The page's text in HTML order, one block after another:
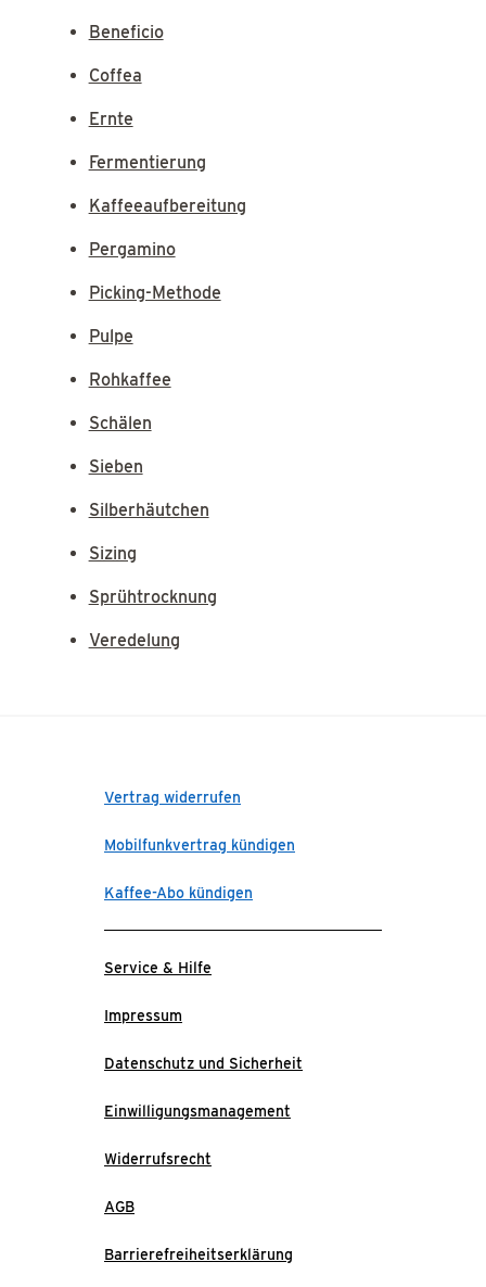
Beneficio
Coffea
Ernte
Fermentierung
Kaffeeaufbereitung
Pergamino
Picking-Methode
Pulpe
Rohkaffee
Schälen
Sieben
Silberhäutchen
Sizing
Sprühtrocknung
Veredelung
Vertrag widerrufen
Mobilfunkvertrag kündigen
Kaffee-Abo kündigen
Service & Hilfe
Impressum
Datenschutz und Sicherheit
Einwilligungsmanagement
Widerrufsrecht
AGB
Barrierefreiheitserklärung